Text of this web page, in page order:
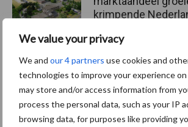
We value your privacy
We and our 4 partners use cookies and
technologies to improve your experience
may store and/or access information from
process the personal data, such as your IP
browsing data, for purposes like providing
krimpende
Themapagina's
Diergezondheid Bemesting